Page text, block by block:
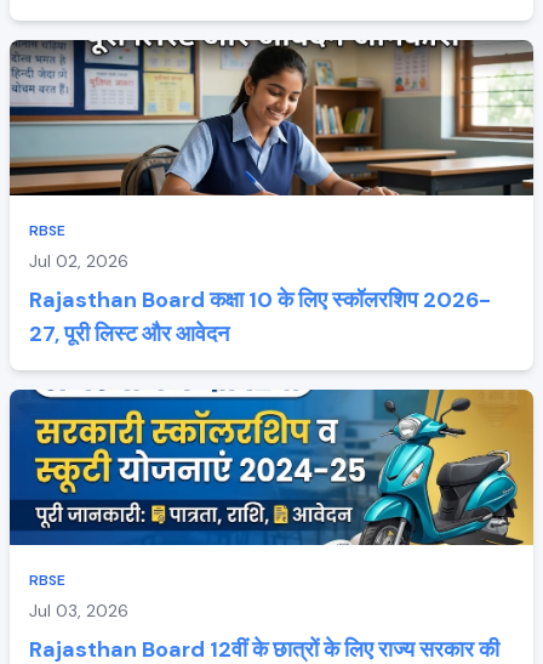
RBSE
Jul 02, 2026
Rajasthan Board कक्षा 10 के लिए स्कॉलरशिप 2026-
27, पूरी लिस्ट और आवेदन
RBSE
Jul 03, 2026
Rajasthan Board 12वीं के छात्रों के लिए राज्य सरकार की